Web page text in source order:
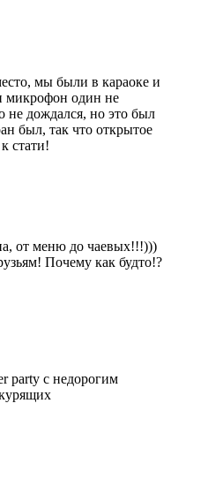
мы были в караоке и
микрофон один не
не дождался, но это был
был, так что открытое
стати!
от меню до чаевых!!!)))
Почему как будто!?
party с недорогим